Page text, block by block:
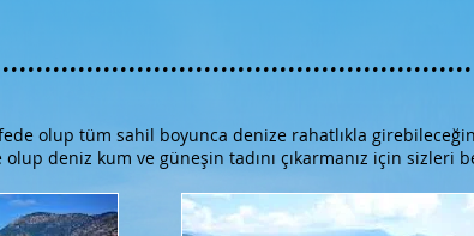
olup tüm sahil boyunca denize rahatlıkla
olup deniz kum ve güneşin tadını çıkarmanız için sizleri